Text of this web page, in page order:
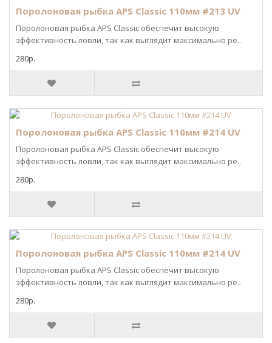
Поролоновая рыбка APS Classic 110мм #213 UV
Поролоновая рыбка APS Classic обеспечит высокую
эффективность ловли, так как выглядит максимально ре..
280р.
Поролоновая рыбка APS Classic 110мм #214 UV
Поролоновая рыбка APS Classic обеспечит высокую
эффективность ловли, так как выглядит максимально ре..
280р.
Поролоновая рыбка APS Classic 110мм #214 UV
Поролоновая рыбка APS Classic обеспечит высокую
эффективность ловли, так как выглядит максимально ре..
280р.